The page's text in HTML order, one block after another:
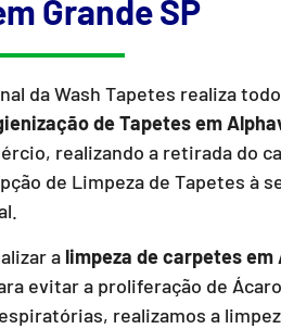
Grande SP
da Wash Tapetes realiza
de Tapetes em
realizando a retirada do
de Limpeza de Tapetes à
a limpeza de carpetes
evitar a proliferação de
realizamos a